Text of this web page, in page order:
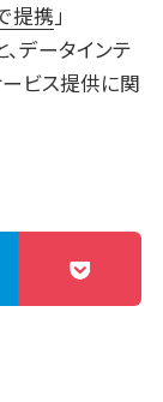
提携」
データインテ
ビス提供に関